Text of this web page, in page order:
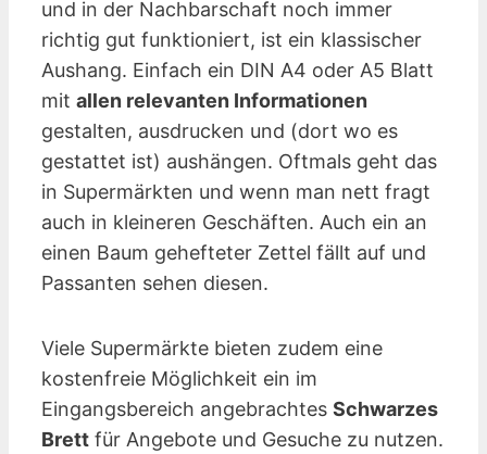
und in der Nachbarschaft noch immer
richtig gut funktioniert, ist ein klassischer
Aushang. Einfach ein DIN A4 oder A5 Blatt
mit allen relevanten Informationen
gestalten, ausdrucken und (dort wo es
gestattet ist) aushängen. Oftmals geht das
in Supermärkten und wenn man nett fragt
auch in kleineren Geschäften. Auch ein an
einen Baum gehefteter Zettel fällt auf und
Passanten sehen diesen.
Viele Supermärkte bieten zudem eine
kostenfreie Möglichkeit ein im
Eingangsbereich angebrachtes Schwarzes
Brett für Angebote und Gesuche zu nutzen.